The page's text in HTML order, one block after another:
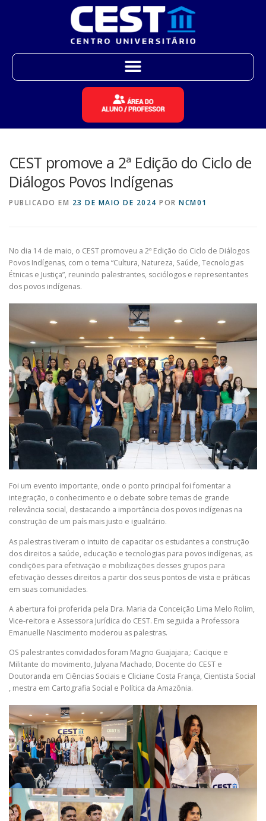
CEST promove a 2ª Edição do Ciclo de
Diálogos Povos Indígenas
PUBLICADO EM 23 DE MAIO DE 2024 POR NCM01
No dia 14 de maio, o CEST promoveu a 2ª Edição do Ciclo de Diálogos
Povos Indígenas, com o tema “Cultura, Natureza, Saúde, Tecnologias
Étnicas e Justiça”, reunindo palestrantes, sociólogos e representantes
dos povos indígenas.
Foi um evento importante, onde o ponto principal foi fomentar a
integração, o conhecimento e o debate sobre temas de grande
relevância social, destacando a importância dos povos indígenas na
construção de um país mais justo e igualitário.
As palestras tiveram o intuito de capacitar os estudantes a construção
dos direitos a saúde, educação e tecnologias para povos indígenas, as
condições para efetivação e mobilizações desses grupos para
efetivação desses direitos a partir dos seus pontos de vista e práticas
em suas comunidades.
A abertura foi proferida pela Dra. Maria da Conceição Lima Melo Rolim,
Vice-reitora e Assessora Jurídica do CEST. Em seguida a Professora
Emanuelle Nascimento moderou as palestras.
OS palestrantes convidados foram Magno Guajajara,: Cacique e
Militante do movimento, Julyana Machado, Docente do CEST e
Doutoranda em Ciências Sociais e Cliciane Costa França, Cientista Social
, mestra em Cartografia Social e Política da Amazônia.